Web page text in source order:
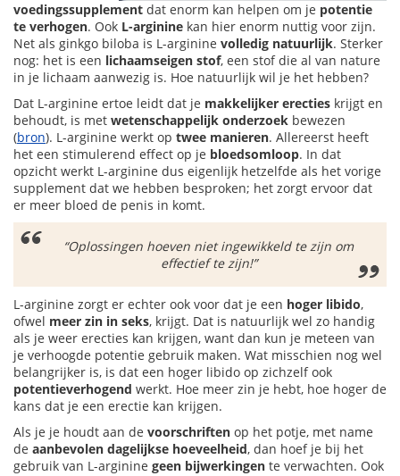
voedingssupplement dat enorm kan helpen om je potentie
te verhogen. Ook L-arginine kan hier enorm nuttig voor zijn.
Net als ginkgo biloba is L-arginine volledig natuurlijk. Sterker
nog: het is een lichaamseigen stof, een stof die al van nature
in je lichaam aanwezig is. Hoe natuurlijk wil je het hebben?
Dat L-arginine ertoe leidt dat je makkelijker erecties krijgt en
behoudt, is met wetenschappelijk onderzoek bewezen
(bron). L-arginine werkt op twee manieren. Allereerst heeft
het een stimulerend effect op je bloedsomloop. In dat
opzicht werkt L-arginine dus eigenlijk hetzelfde als het vorige
supplement dat we hebben besproken; het zorgt ervoor dat
er meer bloed de penis in komt.
“Oplossingen hoeven niet ingewikkeld te zijn om
effectief te zijn!”
L-arginine zorgt er echter ook voor dat je een hoger libido,
ofwel meer zin in seks, krijgt. Dat is natuurlijk wel zo handig
als je weer erecties kan krijgen, want dan kun je meteen van
je verhoogde potentie gebruik maken. Wat misschien nog wel
belangrijker is, is dat een hoger libido op zichzelf ook
potentieverhogend werkt. Hoe meer zin je hebt, hoe hoger de
kans dat je een erectie kan krijgen.
Als je je houdt aan de voorschriften op het potje, met name
de aanbevolen dagelijkse hoeveelheid, dan hoef je bij het
gebruik van L-arginine geen bijwerkingen te verwachten. Ook